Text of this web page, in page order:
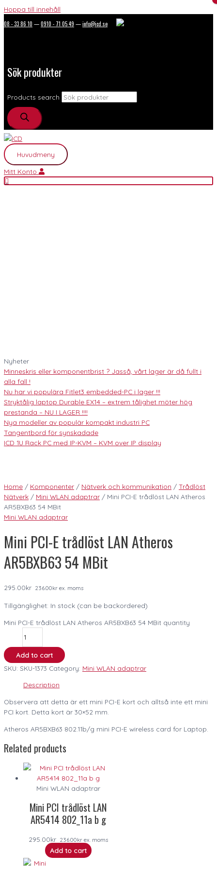
Hoppa till innehåll
08 - 33 86 10 —0910 - 71 05 49 —info@icd.se
Sök produkter
Products search
Huvudmeny
Mitt Konto
Nyheter
Minneskris eller komponentbrist ? Jasså, vårt lager är då fullt i
alla fall !
Nu har vi populära Fitlet3 embedded-PC i lager !!!
Stryktålig laptop Durable EX14 – extrem tålighet möter hög
prestanda – NU I LAGER !!!!
Nya modeller av populär kompakt industri PC
Tangentbord för synskadade
ICD 1U Rack PC med IP-KVM – KVM over IP display
Home / Komponenter / Nätverk och kommunikation / Trådlöst
Nätverk / Mini WLAN adaptrar / Mini PCI-E trådlöst LAN Atheros
AR5BXB63 54 MBit
Mini WLAN adaptrar
Mini PCI-E trådlöst LAN Atheros
AR5BXB63 54 MBit
295.00kr 236.00kr ex. moms
Tillgänglighet: In stock (can be backordered)
Mini PCI-E trådlöst LAN Atheros AR5BXB63 54 MBit quantity
Add to cart
SKU: SKU-1373 Category: Mini WLAN adaptrar
Description
Observera att detta är ett mini PCI-E kort och alltså inte ett mini
PCI kort. Detta kort är 30×52 mm.
Atheros AR5BXB63 802.11b/g mini PCI-E wireless card for Laptop.
Related products
Mini WLAN adaptrar
Mini PCI trådlöst LAN
AR5414 802_11a b g
295.00kr 236.00kr ex. moms
Add to cart